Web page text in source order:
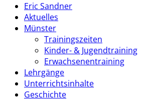
Eric Sandner
Aktuelles
Münster
Trainingszeiten
Kinder- & Jugendtraining
Erwachsenentraining
Lehrgänge
Unterrichtsinhalte
Geschichte